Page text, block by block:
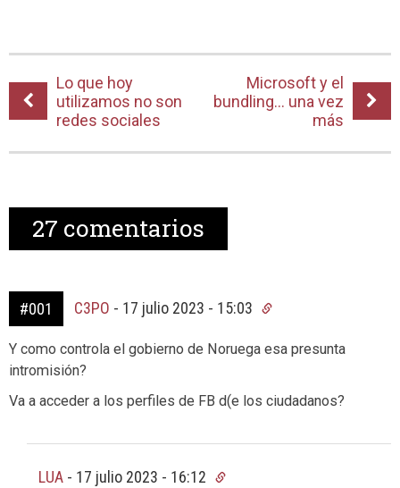
Lo que hoy
utilizamos no son
redes sociales
Microsoft y el
bundling… una vez
más
27 comentarios
#001 C3PO - 17 julio 2023 - 15:03
Y como controla el gobierno de Noruega esa presunta
intromisión?
Va a acceder a los perfiles de FB d(e los ciudadanos?
LUA - 17 julio 2023 - 16:12